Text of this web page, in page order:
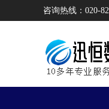
咨询热线：020-